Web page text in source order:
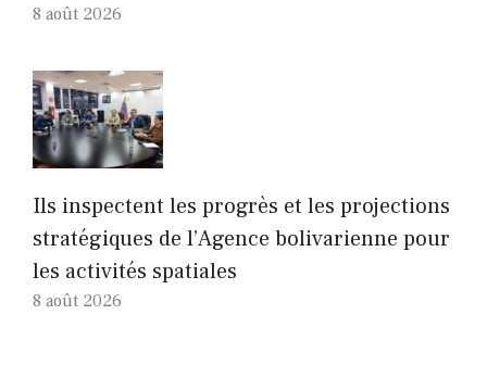
8 août 2026
Ils inspectent les progrès et les projections
stratégiques de l’Agence bolivarienne pour
les activités spatiales
8 août 2026